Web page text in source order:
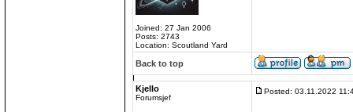
Joined: 27 Jan 2006
Posts: 2743
Location: Scoutland Yard
Back to top
Kjello
Forumsjef
Posted: 03.11.2022